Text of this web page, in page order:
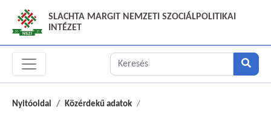
SLACHTA MARGIT NEMZETI SZOCIÁLPOLITIKAI
INTÉZET
Nyitóoldal Közérdekű adatok